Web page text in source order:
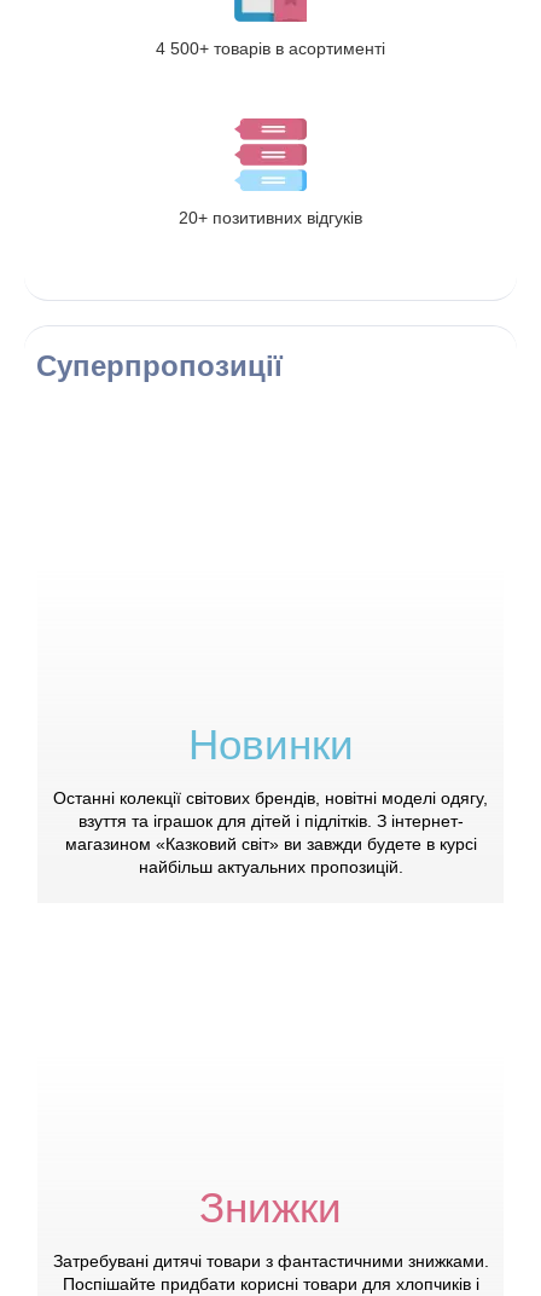
4 500+ товарів в асортименті
20+ позитивних відгуків
Суперпропозиції
Новинки
Останні колекції світових брендів, новітні моделі одягу,
взуття та іграшок для дітей і підлітків. З інтернет-
магазином «Казковий світ» ви завжди будете в курсі
найбільш актуальних пропозицій.
Знижки
Затребувані дитячі товари з фантастичними знижками.
Поспішайте придбати корисні товари для хлопчиків і